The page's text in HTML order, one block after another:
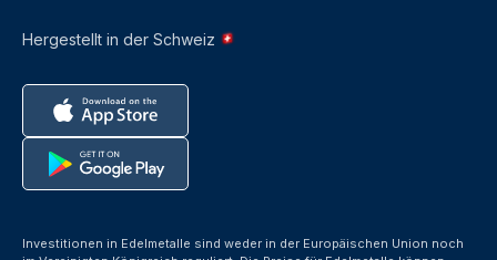
Hergestellt in der Schweiz
Investitionen in Edelmetalle sind weder in der Europäischen Union noch